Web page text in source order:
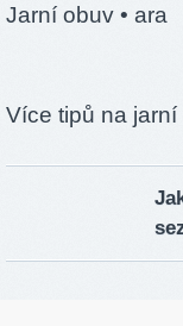
Jarní obuv • ara
Více tipů na